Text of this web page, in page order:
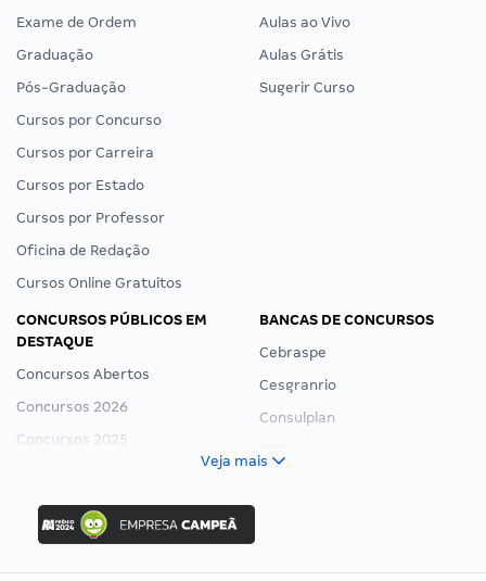
Exame de Ordem
Graduação
Pós-Graduação
Cursos por Concurso
Cursos por Carreira
Cursos por Estado
Cursos por Professor
Oficina de Redação
Cursos Online Gratuitos
Aulas ao Vivo
Aulas Grátis
Sugerir Curso
CONCURSOS PÚBLICOS EM
DESTAQUE
Concursos Abertos
Concursos 2026
Concursos 2025
Concurso Ibama
Concurso MPU
Editais publicados
BANCAS DE CONCURSOS
Cebraspe
Cesgranrio
Consulplan
Veja mais